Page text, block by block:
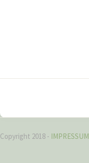
Copyright 2018 - IMPRESSUM